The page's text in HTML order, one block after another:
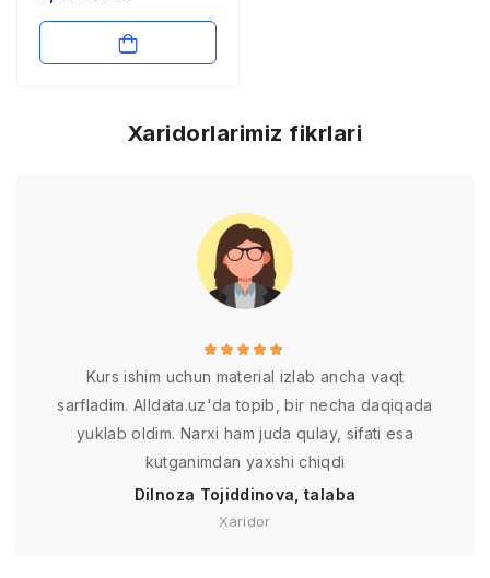
Xaridorlarimiz fikrlari
Kurs ishim uchun material izlab ancha vaqt
sarfladim. Alldata.uz'da topib, bir necha daqiqada
yuklab oldim. Narxi ham juda qulay, sifati esa
kutganimdan yaxshi chiqdi
Dilnoza Tojiddinova, talaba
Xaridor